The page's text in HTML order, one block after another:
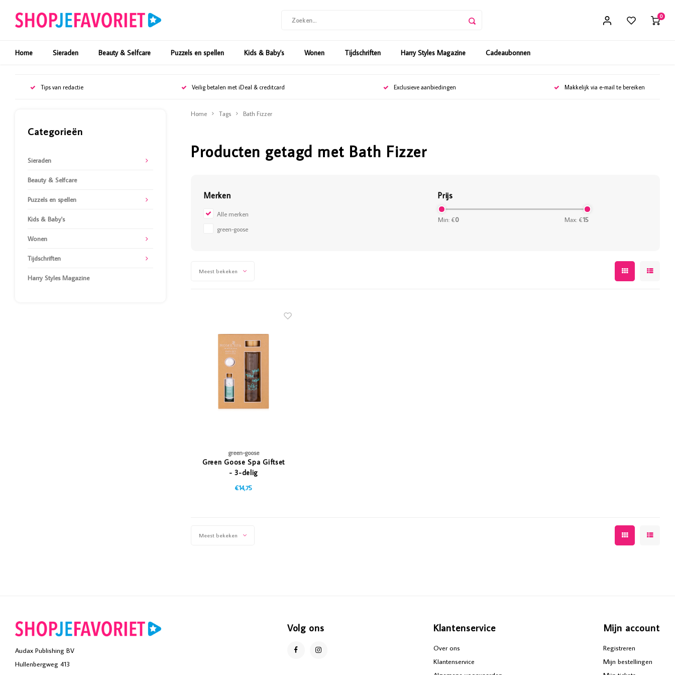
0
Home Sieraden Beauty & Selfcare Puzzels en spellen Kids & Baby's Wonen Tijdschriften Harry Styles Magazine Cadeaubonnen
Tips van redactie Veilig betalen met iDeal & creditcard Exclusieve aanbiedingen Makkelijk via e-mail te bereiken
Categorieën
Sieraden
Beauty & Selfcare
Puzzels en spellen
Kids & Baby's
Wonen
Tijdschriften
Harry Styles Magazine
Home Tags Bath Fizzer
Producten getagd met Bath Fizzer
Merken
Alle merken
green-goose
Prijs
Min: €0 Max: €15
Meest bekeken
green-goose
Green Goose Spa Giftset
- 3-delig
€14,75
Meest bekeken
Audax Publishing BV
Hullenbergweg 413
Volg ons Klantenservice
Over ons
Klantenservice
Mijn account
Registreren
Mijn bestellingen